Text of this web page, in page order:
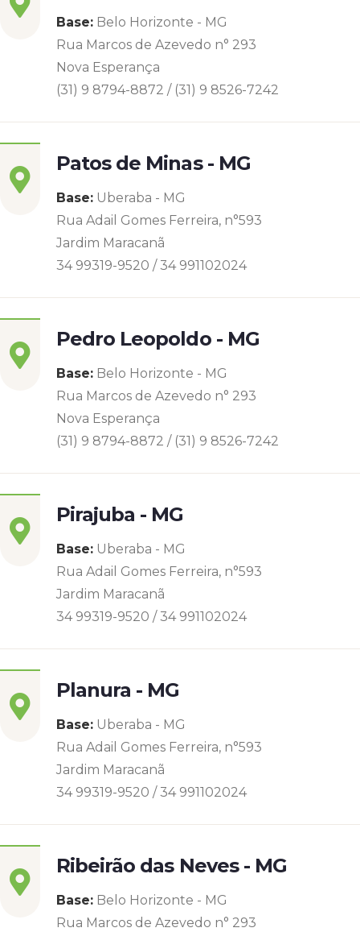
Base: Belo Horizonte - MG
Rua Marcos de Azevedo n° 293
Nova Esperança
(31) 9 8794-8872 / (31) 9 8526-7242
Patos de Minas - MG
Base: Uberaba - MG
Rua Adail Gomes Ferreira, n°593
Jardim Maracanã
34 99319-9520 / 34 991102024
Pedro Leopoldo - MG
Base: Belo Horizonte - MG
Rua Marcos de Azevedo n° 293
Nova Esperança
(31) 9 8794-8872 / (31) 9 8526-7242
Pirajuba - MG
Base: Uberaba - MG
Rua Adail Gomes Ferreira, n°593
Jardim Maracanã
34 99319-9520 / 34 991102024
Planura - MG
Base: Uberaba - MG
Rua Adail Gomes Ferreira, n°593
Jardim Maracanã
34 99319-9520 / 34 991102024
Ribeirão das Neves - MG
Base: Belo Horizonte - MG
Rua Marcos de Azevedo n° 293